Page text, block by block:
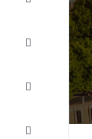
Finalizează
călătoria
Inspiraţie şi